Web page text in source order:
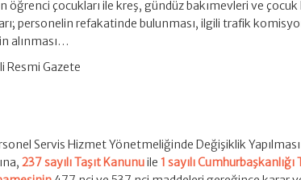
öğrenci çocukları ile kreş, gündüz bakımevleri ve
personelin refakatinde bulunması, ilgili trafik
alınması…
Resmi Gazete
Servis Hizmet Yönetmeliğinde Değişiklik
237 sayılı Taşıt Kanunuile1 sayılı Cumhurbaşkanlığı